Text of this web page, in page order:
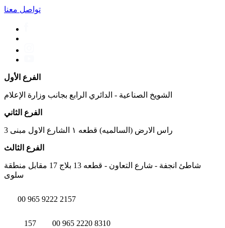
تواصل معنا
الفرع الأول
الشويخ الصناعية - الدائري الرابع بجانب وزارة الإعلام
الفرع الثاني
راس الارض (السالميه) قطعه ١ الشارع الاول مبنى 3
الفرع الثالث
شاطئ انجفة - شارع التعاون - قطعه 13 بلاج 17 مقابل منطقة
سلوى
00 965 9222 2157
157 00 965 2220 8310